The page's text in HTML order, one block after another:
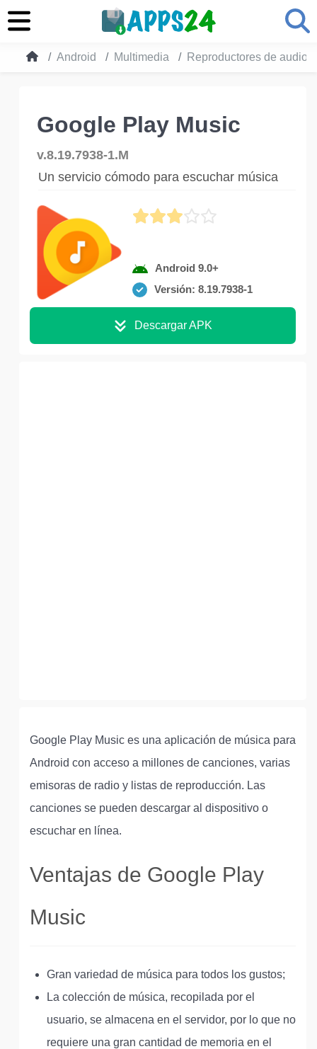
Android Multimedia Reproductores de audio
Google Play Music
v.8.19.7938-1.M
Un servicio cómodo para escuchar música
Android 9.0+
Versión: 8.19.7938-1
Descargar APK
Google Play Music es una aplicación de música para
Android con acceso a millones de canciones, varias
emisoras de radio y listas de reproducción. Las
canciones se pueden descargar al dispositivo o
escuchar en línea.
Ventajas de Google Play
Music
Gran variedad de música para todos los gustos;
La colección de música, recopilada por el
usuario, se almacena en el servidor, por lo que no
requiere una gran cantidad de memoria en el